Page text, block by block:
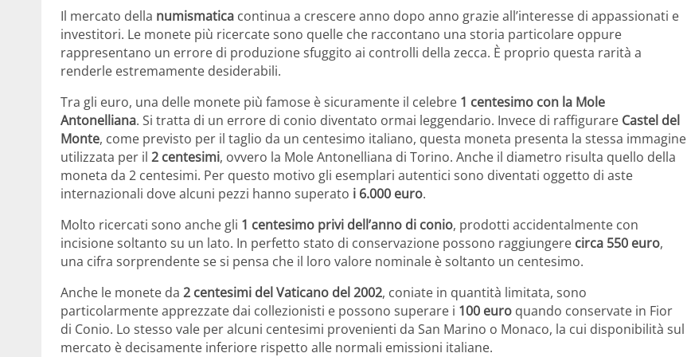
Il mercato della numismatica continua a crescere anno dopo anno grazie all’interesse di appassionati e
investitori. Le monete più ricercate sono quelle che raccontano una storia particolare oppure
rappresentano un errore di produzione sfuggito ai controlli della zecca. È proprio questa rarità a
renderle estremamente desiderabili.
Tra gli euro, una delle monete più famose è sicuramente il celebre 1 centesimo con la Mole
Antonelliana. Si tratta di un errore di conio diventato ormai leggendario. Invece di raffigurare Castel del
Monte, come previsto per il taglio da un centesimo italiano, questa moneta presenta la stessa immagine
utilizzata per il 2 centesimi, ovvero la Mole Antonelliana di Torino. Anche il diametro risulta quello della
moneta da 2 centesimi. Per questo motivo gli esemplari autentici sono diventati oggetto di aste
internazionali dove alcuni pezzi hanno superato i 6.000 euro.
Molto ricercati sono anche gli 1 centesimo privi dell’anno di conio, prodotti accidentalmente con
incisione soltanto su un lato. In perfetto stato di conservazione possono raggiungere circa 550 euro,
una cifra sorprendente se si pensa che il loro valore nominale è soltanto un centesimo.
Anche le monete da 2 centesimi del Vaticano del 2002, coniate in quantità limitata, sono
particolarmente apprezzate dai collezionisti e possono superare i 100 euro quando conservate in Fior
di Conio. Lo stesso vale per alcuni centesimi provenienti da San Marino o Monaco, la cui disponibilità sul
mercato è decisamente inferiore rispetto alle normali emissioni italiane.